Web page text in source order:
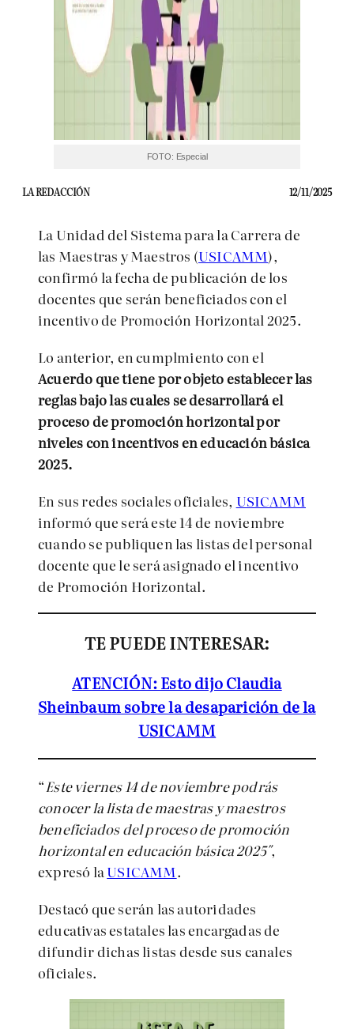
FOTO: Especial
LA REDACCIÓN 12/11/2025
La Unidad del Sistema para la Carrera de
las Maestras y Maestros (USICAMM),
confirmó la fecha de publicación de los
docentes que serán beneficiados con el
incentivo de Promoción Horizontal 2025.
Lo anterior, en cumplmiento con el
Acuerdo que tiene por objeto establecer las
reglas bajo las cuales se desarrollará el
proceso de promoción horizontal por
niveles con incentivos en educación básica
2025.
En sus redes sociales oficiales, USICAMM
informó que será este 14 de noviembre
cuando se publiquen las listas del personal
docente que le será asignado el incentivo
de Promoción Horizontal.
TE PUEDE INTERESAR:
ATENCIÓN: Esto dijo Claudia
Sheinbaum sobre la desaparición de la
USICAMM
“Este viernes 14 de noviembre podrás
conocer la lista de maestras y maestros
beneficiados del proceso de promoción
horizontal en educación básica 2025″,
expresó laUSICAMM.
Destacó que serán las autoridades
educativas estatales las encargadas de
difundir dichas listas desde sus canales
oficiales.